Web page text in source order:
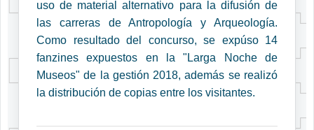
uso de material alternativo para la difusión de
las carreras de Antropología y Arqueología.
Como resultado del concurso, se expúso 14
fanzines expuestos en la "Larga Noche de
Museos" de la gestión 2018, además se realizó
la distribución de copias entre los visitantes.